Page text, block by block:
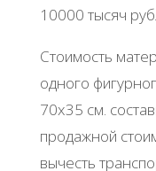
10000 тысяч
Стоимость
одного
70х35 см.
продажной
вычесть